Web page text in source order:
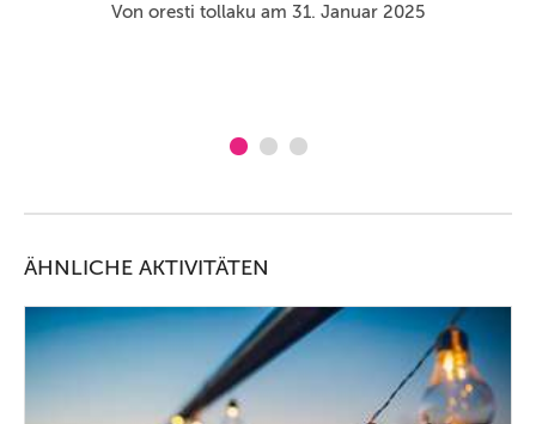
Von oresti tollaku am 31. Januar 2025
ÄHNLICHE AKTIVITÄTEN